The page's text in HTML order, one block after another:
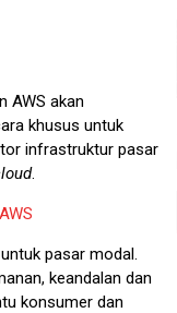
AWS akan
khusus untuk
infrastruktur pasar
.
pasar modal.
keandalan dan
konsumer dan